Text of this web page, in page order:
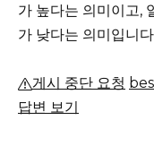
가 높다는 의미이고,
가 낮다는 의미입니
게시 중단 요청
답변 보기